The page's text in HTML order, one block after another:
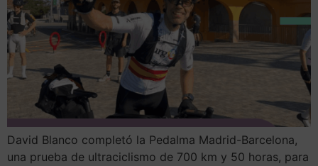
David Blanco completó la Pedalma Madrid-Barcelona,
una prueba de ultraciclismo de 700 km y 50 horas, para